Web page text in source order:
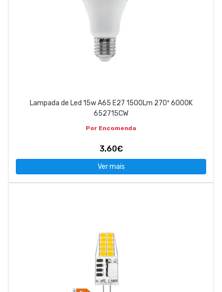
Lampada de Led 15w A65 E27 1500Lm 270º 6000K
652715CW
Por Encomenda
3,60€
Ver mais